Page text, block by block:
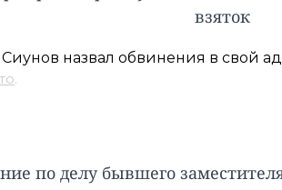
взяток
.
по делу бывшего